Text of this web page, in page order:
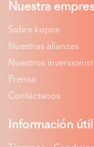
Nuestra
Sobre kupos
Nuestras alianzas
Nuestros
Prensa
Contáctanos
Información útil